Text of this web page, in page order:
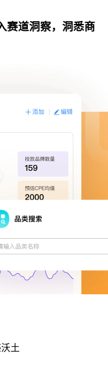
赛道洞察，洞悉商
土